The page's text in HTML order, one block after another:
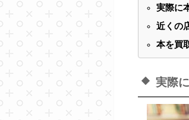
実際に
近くの
本を買
実際